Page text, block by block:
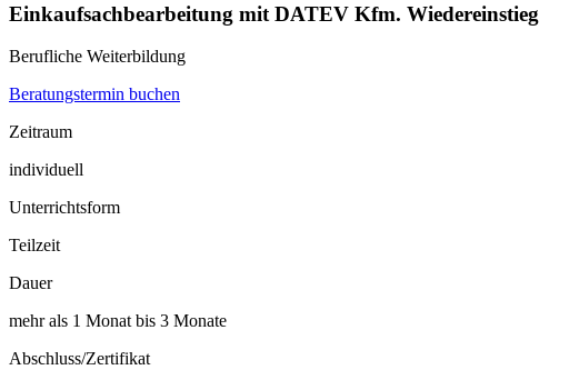
Einkaufsachbearbeitung mit DATEV Kfm. Wiedereinstieg
Berufliche Weiterbildung
Beratungstermin buchen
Zeitraum
individuell
Unterrichtsform
Teilzeit
Dauer
mehr als 1 Monat bis 3 Monate
Abschluss/Zertifikat